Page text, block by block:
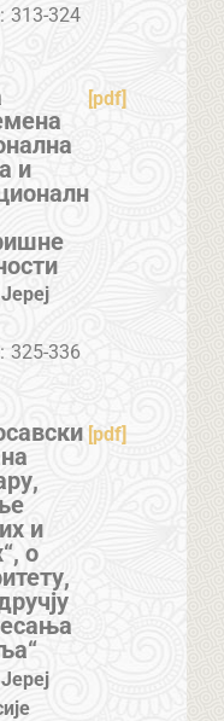
313-324
и
[pdf]
Јереј
325-336
и
о
[pdf]
Јереј